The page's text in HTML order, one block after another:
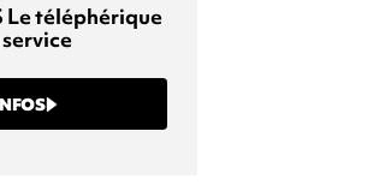
Le téléphérique